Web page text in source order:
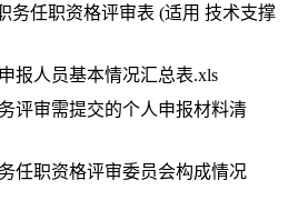
务任职资格评审表 (适用 技术支撑
报人员基本情况汇总表.xls
评审需提交的个人申报材料清
任职资格评审委员会构成情况